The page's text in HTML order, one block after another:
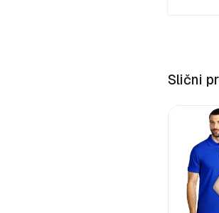
Slični